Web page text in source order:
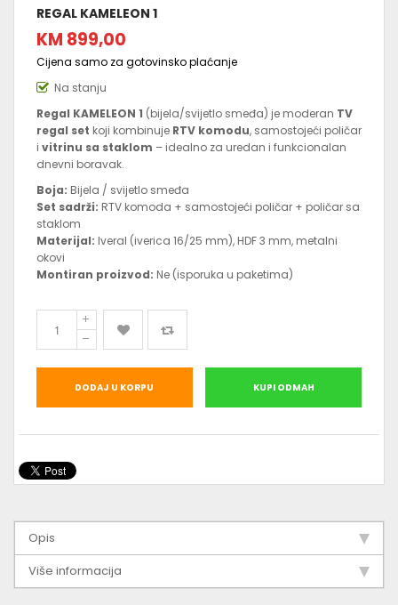
REGAL KAMELEON 1
KM 899,00
Cijena samo za gotovinsko plaćanje
Na stanju
Regal KAMELEON 1 (bijela/svijetlo smeđa) je moderan TV
regal set koji kombinuje RTV komodu, samostojeći poličar
i vitrinu sa staklom – idealno za uredan i funkcionalan
dnevni boravak.
Boja: Bijela / svijetlo smeđa
Set sadrži: RTV komoda + samostojeći poličar + poličar sa
staklom
Materijal: Iveral (iverica 16/25 mm), HDF 3 mm, metalni
okovi
Montiran proizvod: Ne (isporuka u paketima)
DODAJ U KORPU KUPI ODMAH
Opis
Više informacija